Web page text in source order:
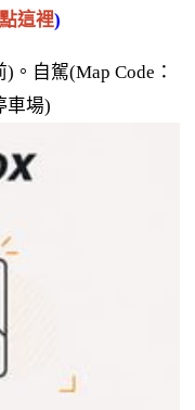
這裡)
自駕(Map Code：
車場)